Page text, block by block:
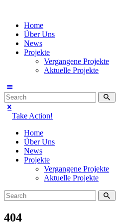
Home
Über Uns
News
Projekte
Vergangene Projekte
Aktuelle Projekte
Take Action!
Home
Über Uns
News
Projekte
Vergangene Projekte
Aktuelle Projekte
404